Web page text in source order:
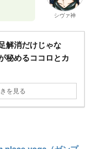
シヴァ神
解消だけじゃな
秘めるココロとカ
を見る